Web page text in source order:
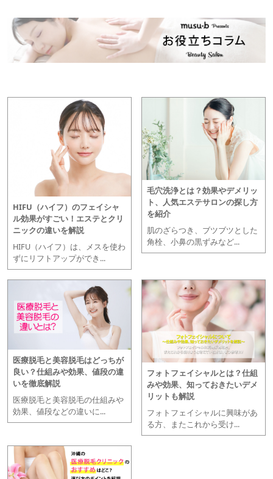
HIFU（ハイフ）のフェイシャ
ル効果がすごい！エステとクリ
ニックの違いを解説
HIFU（ハイフ）は、メスを使わ
ずにリフトアップができ...
毛穴洗浄とは？効果やデメリッ
ト、人気エステサロンの探し方
を紹介
肌のざらつき、ブツブツとした
角栓、小鼻の黒ずみなど...
医療脱毛と美容脱毛はどっちが
良い？仕組みや効果、値段の違
いを徹底解説
医療脱毛と美容脱毛の仕組みや
効果、値段などの違いに...
フォトフェイシャルとは？仕組
みや効果、知っておきたいデメ
リットも解説
フォトフェイシャルに興味があ
る方、またこれから受け...